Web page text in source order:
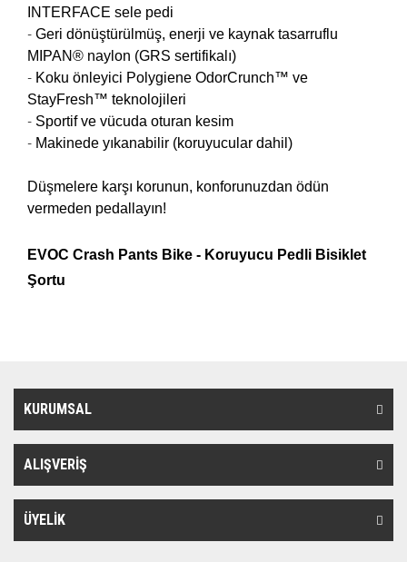
INTERFACE sele pedi
- Geri dönüştürülmüş, enerji ve kaynak tasarruflu
MIPAN® naylon (GRS sertifikalı)
- Koku önleyici Polygiene OdorCrunch™ ve
StayFresh™ teknolojileri
- Sportif ve vücuda oturan kesim
- Makinede yıkanabilir (koruyucular dahil)
Düşmelere karşı korunun, konforunuzdan ödün
vermeden pedallayın!
EVOC Crash Pants Bike - Koruyucu Pedli Bisiklet
Şortu
KURUMSAL
ALIŞVERİŞ
ÜYELİK